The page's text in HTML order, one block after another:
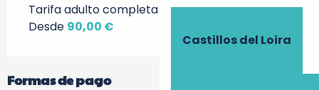
Castillos del Loira
Tarifa adulto completa
Desde 90,00 €
Formas de pago